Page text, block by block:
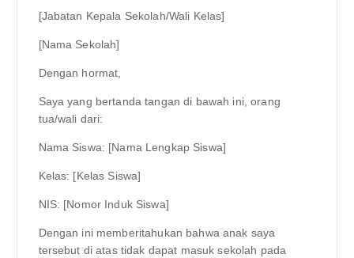
[Jabatan Kepala Sekolah/Wali Kelas]
[Nama Sekolah]
Dengan hormat,
Saya yang bertanda tangan di bawah ini, orang
tua/wali dari:
Nama Siswa: [Nama Lengkap Siswa]
Kelas: [Kelas Siswa]
NIS: [Nomor Induk Siswa]
Dengan ini memberitahukan bahwa anak saya
tersebut di atas tidak dapat masuk sekolah pada